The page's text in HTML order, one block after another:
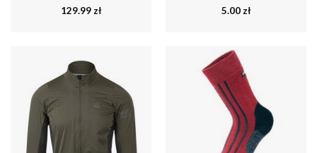
129.99 zł 5.00 zł